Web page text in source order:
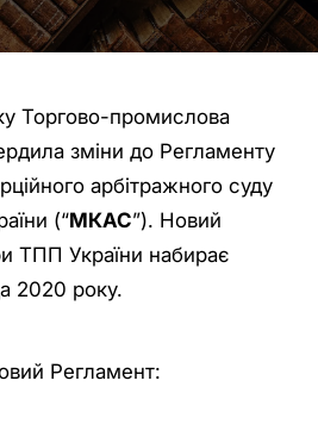
Торгово-промислова
зміни до Регламенту
арбітражного суду
(“МКАС”). Новий
ТПП України набирає
2020 року.
Регламент: